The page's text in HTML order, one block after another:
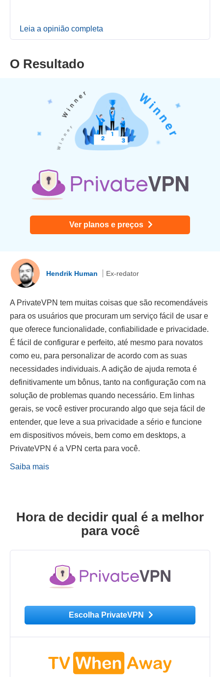
Leia a opinião completa
O Resultado
Ver planos e preços
Hendrik Human Ex-redator
A PrivateVPN tem muitas coisas que são recomendáveis
para os usuários que procuram um serviço fácil de usar e
que oferece funcionalidade, confiabilidade e privacidade.
É fácil de configurar e perfeito, até mesmo para novatos
como eu, para personalizar de acordo com as suas
necessidades individuais. A adição de ajuda remota é
definitivamente um bônus, tanto na configuração com na
solução de problemas quando necessário. Em linhas
gerais, se você estiver procurando algo que seja fácil de
entender, que leve a sua privacidade a sério e funcione
em dispositivos móveis, bem como em desktops, a
PrivateVPN é a VPN certa para você.
Saiba mais
Hora de decidir qual é a melhor
para você
Escolha PrivateVPN